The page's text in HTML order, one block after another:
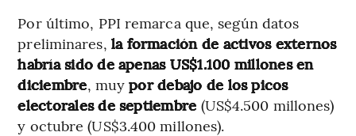
Por último, PPI remarca que, según datos
preliminares, la formación de activos externos
habría sido de apenas US$1.100 millones en
diciembre, muypor debajo de los picos
electorales de septiembre (US$4.500 millones)
y octubre (US$3.400 millones).